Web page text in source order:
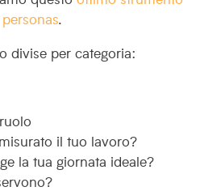
.
divise per categoria:
il tuo lavoro?
la tua giornata ideale?